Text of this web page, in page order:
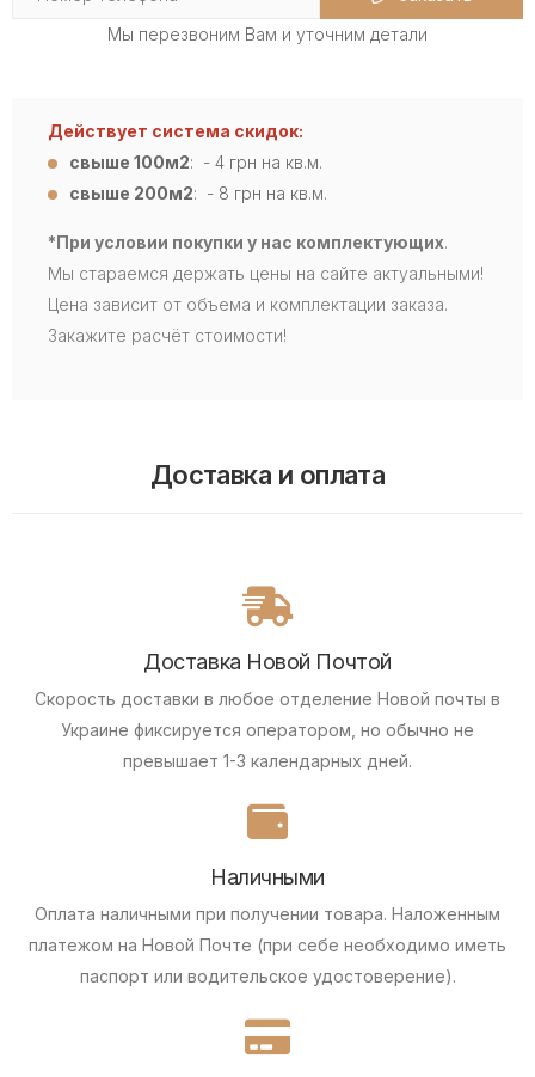
Мы перезвоним Вам и уточним детали
Действует система скидок:
свыше 100м2: - 4 грн на кв.м.
свыше 200м2: - 8 грн на кв.м.
*При условии покупки у нас комплектующих.
Мы стараемся держать цены на сайте актуальными!
Цена зависит от объема и комплектации заказа.
Закажите расчёт стоимости!
Доставка и оплата
Доставка Новой Почтой
Скорость доставки в любое отделение Новой почты в
Украине фиксируется оператором, но обычно не
превышает 1-3 календарных дней.
Наличными
Оплата наличными при получении товара. Наложенным
платежом на Новой Почте (при себе необходимо иметь
паспорт или водительское удостоверение).